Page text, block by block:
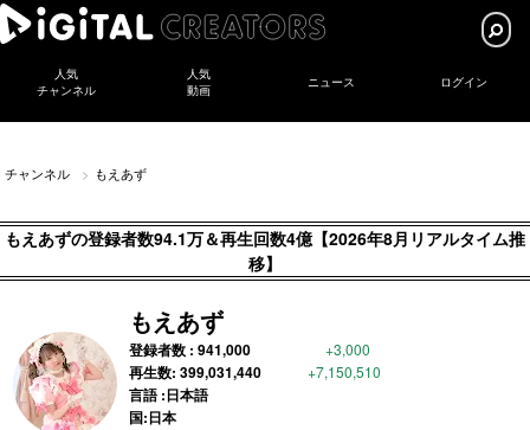
人気
チャンネル
人気
動画
ニュース ログイン
チャンネル もえあず
もえあずの登録者数94.1万＆再生回数4億【2026年8月リアルタイム推
移】
もえあず
登録者数 : 941,000 +3,000
再生数: 399,031,440 +7,150,510
言語 :日本語
国:日本